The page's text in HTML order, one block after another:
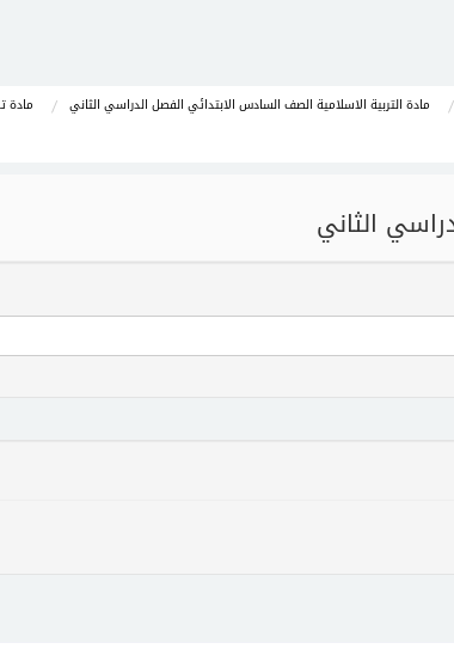
مادة التربية الاسلامية الصف السادس الابتدائي الفصل الدراسي الثاني مادة
الثاني